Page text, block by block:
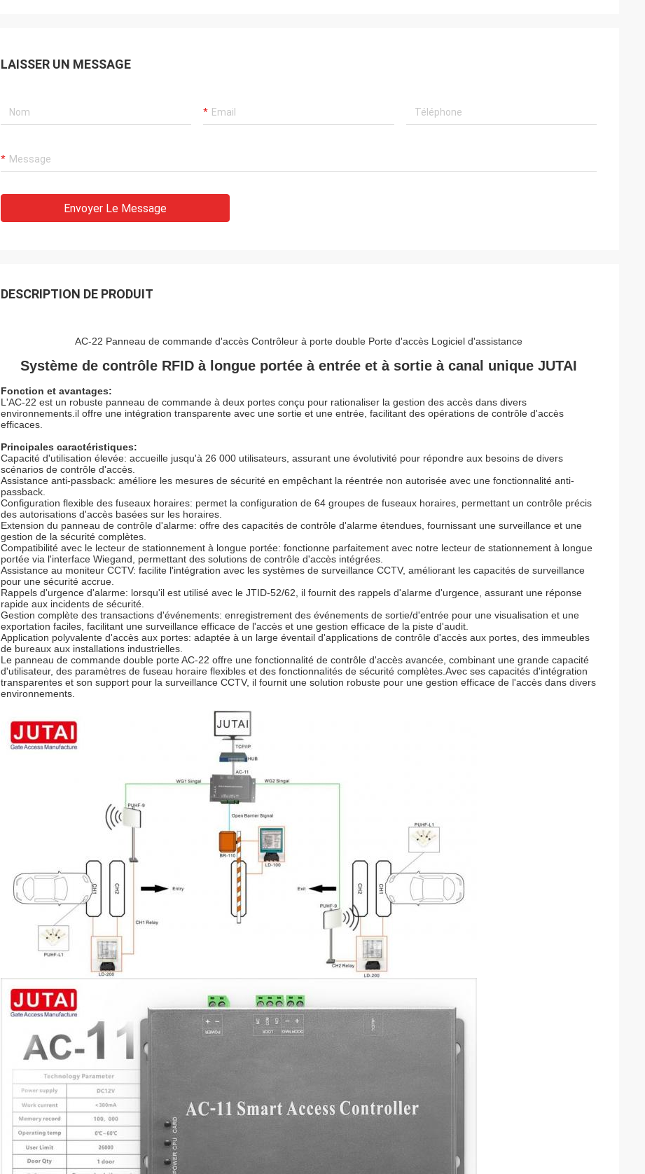
LAISSER UN MESSAGE
Envoyer Le Message
DESCRIPTION DE PRODUIT
AC-22 Panneau de commande d'accès Contrôleur à porte double Porte d'accès Logiciel d'assistance
Système de contrôle RFID à longue portée à entrée et à sortie à canal unique JUTAI
Fonction et avantages:
L'AC-22 est un robuste panneau de commande à deux portes conçu pour rationaliser la gestion des accès dans divers
environnements.il offre une intégration transparente avec une sortie et une entrée, facilitant des opérations de contrôle d'accès
efficaces.
Principales caractéristiques:
Capacité d'utilisation élevée: accueille jusqu'à 26 000 utilisateurs, assurant une évolutivité pour répondre aux besoins de divers
scénarios de contrôle d'accès.
Assistance anti-passback: améliore les mesures de sécurité en empêchant la réentrée non autorisée avec une fonctionnalité anti-
passback.
Configuration flexible des fuseaux horaires: permet la configuration de 64 groupes de fuseaux horaires, permettant un contrôle précis
des autorisations d'accès basées sur les horaires.
Extension du panneau de contrôle d'alarme: offre des capacités de contrôle d'alarme étendues, fournissant une surveillance et une
gestion de la sécurité complètes.
Compatibilité avec le lecteur de stationnement à longue portée: fonctionne parfaitement avec notre lecteur de stationnement à longue
portée via l'interface Wiegand, permettant des solutions de contrôle d'accès intégrées.
Assistance au moniteur CCTV: facilite l'intégration avec les systèmes de surveillance CCTV, améliorant les capacités de surveillance
pour une sécurité accrue.
Rappels d'urgence d'alarme: lorsqu'il est utilisé avec le JTID-52/62, il fournit des rappels d'alarme d'urgence, assurant une réponse
rapide aux incidents de sécurité.
Gestion complète des transactions d'événements: enregistrement des événements de sortie/d'entrée pour une visualisation et une
exportation faciles, facilitant une surveillance efficace de l'accès et une gestion efficace de la piste d'audit.
Application polyvalente d'accès aux portes: adaptée à un large éventail d'applications de contrôle d'accès aux portes, des immeubles
de bureaux aux installations industrielles.
Le panneau de commande double porte AC-22 offre une fonctionnalité de contrôle d'accès avancée, combinant une grande capacité
d'utilisateur, des paramètres de fuseau horaire flexibles et des fonctionnalités de sécurité complètes.Avec ses capacités d'intégration
transparentes et son support pour la surveillance CCTV, il fournit une solution robuste pour une gestion efficace de l'accès dans divers
environnements.